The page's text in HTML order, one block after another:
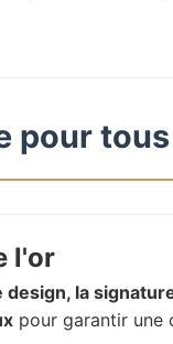
pour
l'or
design, la
pour garantir une